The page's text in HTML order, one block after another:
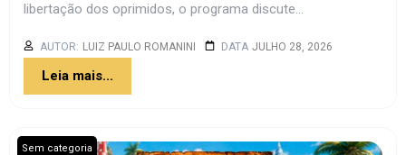
libertação dos oprimidos, o programa discute...
AUTOR: LUIZ PAULO ROMANINI DATA JULHO 28, 2026
Leia mais...
Sem categoria